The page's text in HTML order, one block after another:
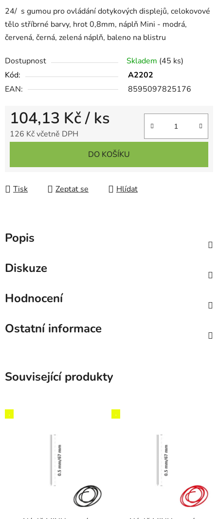
24/ s gumou pro ovládání dotykových displejů, celokovové
tělo stříbrné barvy, hrot 0,8mm, náplň Mini - modrá,
červená, černá, zelená náplň, baleno na blistru
Dostupnost Skladem (45 ks)
Kód:
A2202
EAN:
8595097825176
104,13 Kč/ ks
126 Kč včetně DPH
DO KOŠÍKU
Tisk Zeptat se Hlídat
Popis
Diskuze
Hodnocení
Ostatní informace
Související produkty
, ,